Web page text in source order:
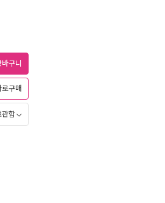
구니
로구매
관함